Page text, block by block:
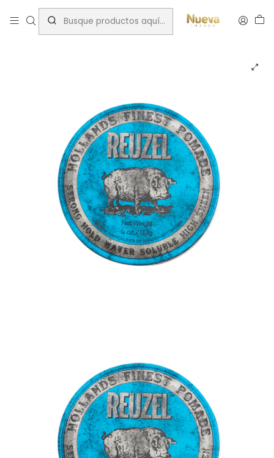
Inicio Fijadores/Barberia Reuzel
REUZEL STRONG HOLD WATER SOLUBLE TENUE FORTE 35G